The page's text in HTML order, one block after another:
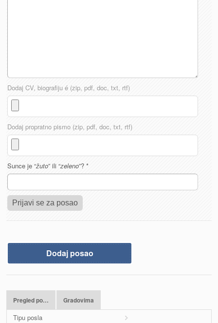
Dodaj CV, biografiju é (zip, pdf, doc, txt, rtf)
Dodaj propratno pismo (zip, pdf, doc, txt, rtf)
Sunce je “žuto” ili “zeleno”?*
Dodaj posao
Pregled po… Gradovima
Tipu posla